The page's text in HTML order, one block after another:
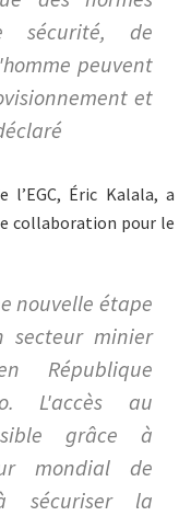
sécurité, de
peuvent
et
Éric Kalala, a
collaboration pour le
nouvelle étape
secteur minier
République
L'accès au
grâce à
mondial de
sécuriser la